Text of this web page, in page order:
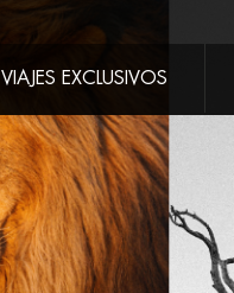
VIAJES EXCLUSIVOS